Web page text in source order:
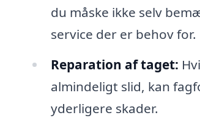
du måske ikke selv
service der er behov for.
Reparation af taget:
almindeligt slid, kan
yderligere skader.